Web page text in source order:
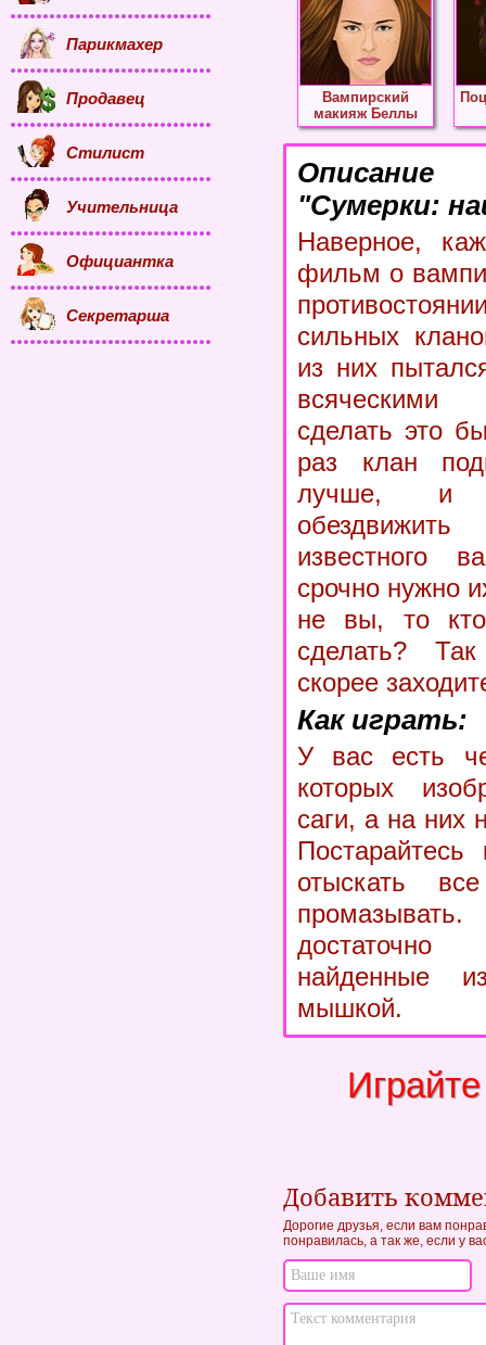
Вампирский
макияж Беллы
"Сумерки:
Наверное,
фильм о
сильных
из них
сделать это
раз клан
лучше, и
известного
срочно нужно
не вы, то
сделать?
скорее
Как играть:
У вас есть
которых
саги, а на них
отыскать
найденные
мышкой.
Добавить
Дорогие друзья, если вам
понравилась, а так же, если у
Парикмахер
Продавец
Стилист
Учительница
Официантка
Секретарша